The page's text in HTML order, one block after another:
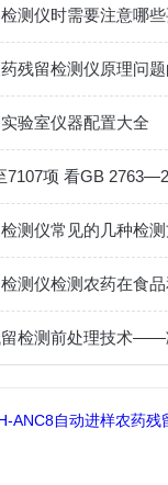
测仪时需要注意哪些
残留检测仪原理问题
验室仪器配置大全
7107项 看GB
测仪常见的几种检
测仪检测农药在食